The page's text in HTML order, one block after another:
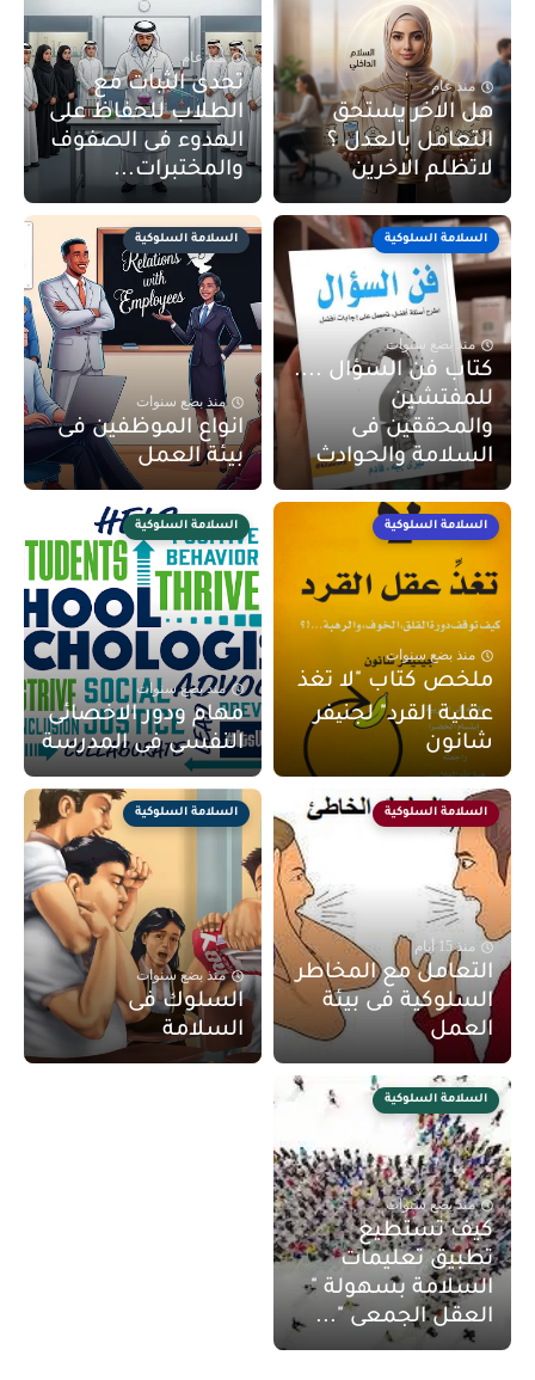
منذ عام
هل الاخر يستحق
التعامل بالعدل ؟
لاتظلم الاخرين
منذ عام
تحدى الثبات مع
الطلاب للحفاظ على
الهدوء فى الصفوف
والمختبرات...
السلامة السلوكية
منذ بضع سنوات
كتاب فن السؤال ....
للمفتشين
والمحققين فى
السلامة والحوادث
السلامة السلوكية
منذ بضع سنوات
انواع الموظفين فى
بيئة العمل
السلامة السلوكية
منذ بضع سنوات
ملخص كتاب "لا تغذ
عقلیة القرد" لجنیفر
شانون
السلامة السلوكية
منذ بضع سنوات
مهام ودور الاخصائى
النفسى فى المدرسة
السلامة السلوكية
منذ 15 أيام
التعامل مع المخاطر
السلوكية فى بيئة
العمل
السلامة السلوكية
منذ بضع سنوات
السلوك فى
السلامة
السلامة السلوكية
منذ بضع سنوات
كيف تستطيع
تطبيق تعليمات
السلامة بسهولة "
العقل الجمعى "...